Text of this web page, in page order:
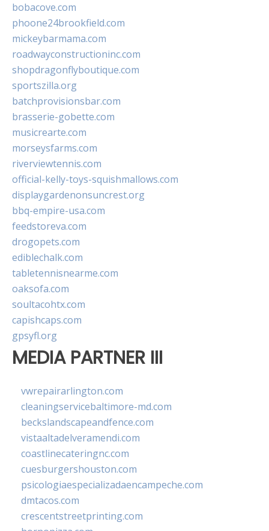
bobacove.com
phoone24brookfield.com
mickeybarmama.com
roadwayconstructioninc.com
shopdragonflyboutique.com
sportszilla.org
batchprovisionsbar.com
brasserie-gobette.com
musicrearte.com
morseysfarms.com
riverviewtennis.com
official-kelly-toys-squishmallows.com
displaygardenonsuncrest.org
bbq-empire-usa.com
feedstoreva.com
drogopets.com
ediblechalk.com
tabletennisnearme.com
oaksofa.com
soultacohtx.com
capishcaps.com
gpsyfl.org
MEDIA PARTNER III
vwrepairarlington.com
cleaningservicebaltimore-md.com
beckslandscapeandfence.com
vistaaltadelveramendi.com
coastlinecateringnc.com
cuesburgershouston.com
psicologiaespecializadaencampeche.com
dmtacos.com
crescentstreetprinting.com